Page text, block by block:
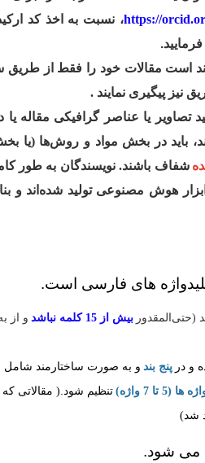
https://، نسبت به اخذ کد
.
است مقالات خود را فقط از
نیز پیگیری نمایند .
تصاویر یا عناصر گرافیکی مقاله
باید در بخش مواد و روش‌ها (یا
شفاف باشند. نویسندگان به طور
هوش مصنوعی تولید شده‌اند و
های فارسی است.
(حتی‌المقدور بیش از 15 کلمه نباشد
و از
و در پنج بند و به صورت ساختارمند شامل
7 واژه)
تنظیم شود.( مقالاتی
شد)
می شود.